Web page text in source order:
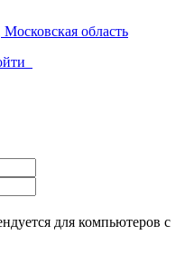
область
для компьютеров с